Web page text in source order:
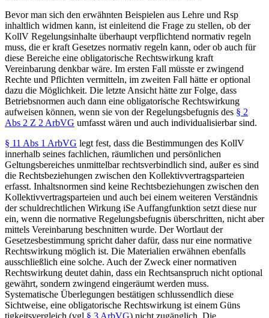
Bevor man sich den erwähnten Beispielen aus Lehre und Rsp
inhaltlich widmen kann, ist einleitend die Frage zu stellen, ob der
KollV Regelungsinhalte überhaupt verpflichtend normativ regeln
muss, die er kraft Gesetzes normativ regeln kann, oder ob auch für
diese Bereiche eine obligatorische Rechtswirkung kraft
Vereinbarung denkbar wäre. Im ersten Fall müsste er zwingend
Rechte und Pflichten vermitteln, im zweiten Fall hätte er optional
dazu die Möglichkeit. Die letzte Ansicht hätte zur Folge, dass
Betriebsnormen auch dann eine obligatorische Rechtswirkung
aufweisen können, wenn sie von der Regelungsbefugnis des § 2
Abs 2 Z 2 ArbVG umfasst wären und auch individualisierbar sind.
§ 11 Abs 1 ArbVG legt fest, dass die Bestimmungen des KollV
innerhalb seines fachlichen, räumlichen und persönlichen
Geltungsbereiches unmittelbar rechtsverbindlich sind, außer es sind
die Rechtsbeziehungen zwischen den Kollektivvertragsparteien
erfasst. Inhaltsnormen sind keine Rechtsbeziehungen zwischen den
Kollektivvertragsparteien und auch bei einem weiteren Verständnis
der schuldrechtlichen Wirkung iSe Auffangfunktion setzt diese nur
ein, wenn die normative Regelungsbefugnis überschritten, nicht aber
mittels Vereinbarung beschnitten wurde. Der Wortlaut der
Gesetzesbestimmung spricht daher dafür, dass nur eine normative
Rechtswirkung möglich ist. Die Materialien erwähnen ebenfalls
ausschließlich eine solche. Auch der Zweck einer normativen
Rechtswirkung deutet dahin, dass ein Rechtsanspruch nicht optional
gewährt, sondern zwingend eingeräumt werden muss.
Systematische Überlegungen bestätigen schlussendlich diese
Sichtweise, eine obligatorische Rechtswirkung ist einem Güns
tigkeitsvergleich (vgl § 3 ArbVG) nicht zugänglich. Die